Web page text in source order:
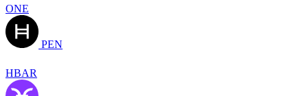
ONE
PEN
HBAR